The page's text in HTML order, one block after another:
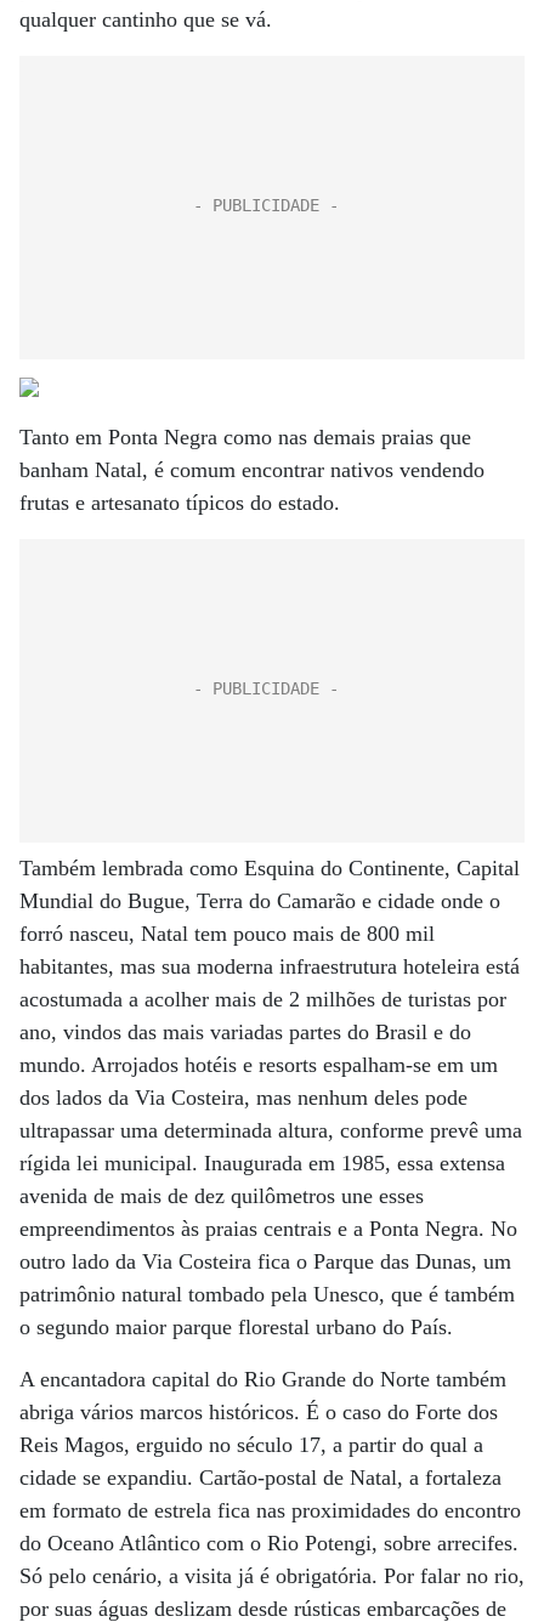
qualquer cantinho que se vá.
Tanto em Ponta Negra como nas demais praias que
banham Natal, é comum encontrar nativos vendendo
frutas e artesanato típicos do estado.
Também lembrada como Esquina do Continente, Capital
Mundial do Bugue, Terra do Camarão e cidade onde o
forró nasceu, Natal tem pouco mais de 800 mil
habitantes, mas sua moderna infraestrutura hoteleira está
acostumada a acolher mais de 2 milhões de turistas por
ano, vindos das mais variadas partes do Brasil e do
mundo. Arrojados hotéis e resorts espalham-se em um
dos lados da Via Costeira, mas nenhum deles pode
ultrapassar uma determinada altura, conforme prevê uma
rígida lei municipal. Inaugurada em 1985, essa extensa
avenida de mais de dez quilômetros une esses
empreendimentos às praias centrais e a Ponta Negra. No
outro lado da Via Costeira fica o Parque das Dunas, um
patrimônio natural tombado pela Unesco, que é também
o segundo maior parque florestal urbano do País.
A encantadora capital do Rio Grande do Norte também
abriga vários marcos históricos. É o caso do Forte dos
Reis Magos, erguido no século 17, a partir do qual a
cidade se expandiu. Cartão-postal de Natal, a fortaleza
em formato de estrela fica nas proximidades do encontro
do Oceano Atlântico com o Rio Potengi, sobre arrecifes.
Só pelo cenário, a visita já é obrigatória. Por falar no rio,
por suas águas deslizam desde rústicas embarcações de